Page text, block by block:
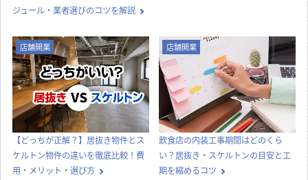
ジュール・業者選びのコツを解説
店舗開業
【どっちが正解？】居抜き物件とス
ケルトン物件の違いを徹底比較！費
用・メリット・選び方
店舗開業
飲食店の内装工事期間はどのくら
い？居抜き・スケルトンの目安と工
期を縮めるコツ